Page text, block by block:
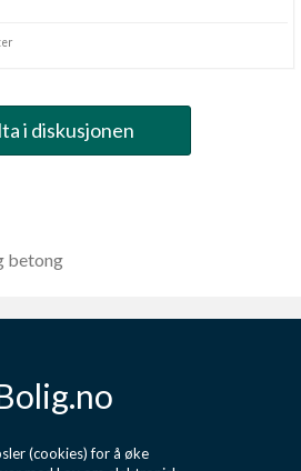
i diskusjonen
betong
(cookies) for å øke